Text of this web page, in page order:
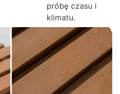
próbę czasu i
klimatu.